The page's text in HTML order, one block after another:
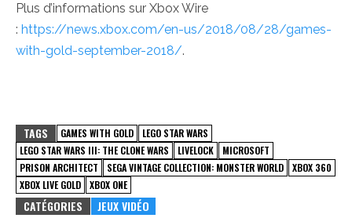
Plus d’informations sur Xbox Wire
: https://news.xbox.com/en-us/2018/08/28/games-
with-gold-september-2018/.
TAGS GAMES WITH GOLD
LEGO STAR WARS
LEGO STAR WARS III: THE CLONE WARS
LIVELOCK
MICROSOFT
PRISON ARCHITECT
SEGA VINTAGE COLLECTION: MONSTER WORLD
XBOX 360
XBOX LIVE GOLD
XBOX ONE
CATÉGORIES JEUX VIDÉO